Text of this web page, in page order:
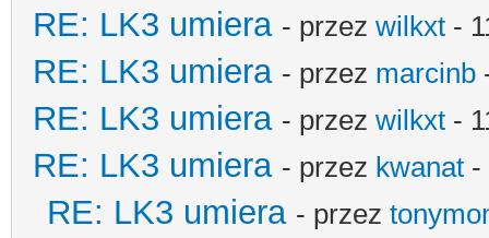
RE: LK3 umiera - przez wilkxt -
RE: LK3 umiera - przez marcinb
RE: LK3 umiera - przez wilkxt -
RE: LK3 umiera - przez kwanat -
RE: LK3 umiera - przez